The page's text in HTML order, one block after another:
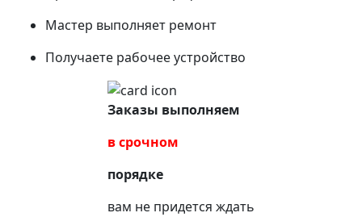
Мастер выполняет ремонт
Получаете рабочее устройство
Заказы выполняем
в срочном
порядке
вам не придется ждать